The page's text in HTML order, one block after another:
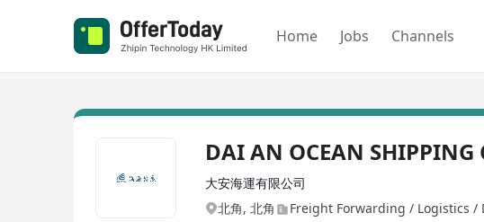
Home Jobs Channels
DAI AN OCEAN
大安海運有限公司
北角, 北角
Freight Forwarding / Logistics /